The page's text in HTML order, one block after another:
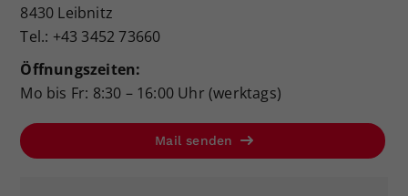
8430 Leibnitz
Tel.: +43 3452 73660
Öffnungszeiten:
Mo bis Fr: 8:30 – 16:00 Uhr (werktags)
Mail senden